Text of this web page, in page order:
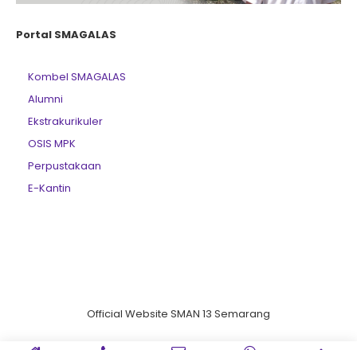
Portal SMAGALAS
Kombel SMAGALAS
Alumni
Ekstrakurikuler
OSIS MPK
Perpustakaan
E-Kantin
Official Website SMAN 13 Semarang